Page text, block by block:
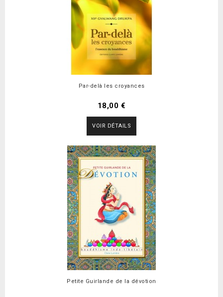
Par-delà les croyances
18,00 €
VOIR DÉTAILS
Petite Guirlande de la dévotion